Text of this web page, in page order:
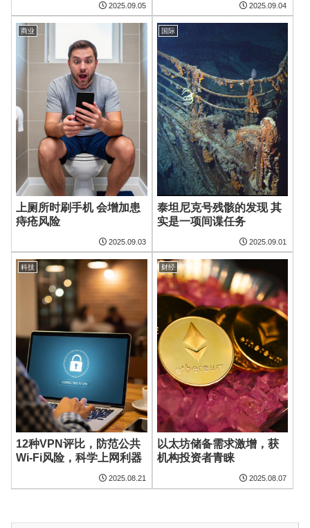
2025.09.05
～”将举办至2025年9月23
日（二）让日本妖怪美术
通过尖端影像技术跃然眼
前的沉浸式美术馆
2025.09.04
商业
上厕所时刷手机 会增加患
痔疮风险
2025.09.03
国际
泰坦尼克号残骸的发现 其
实是一项间谍任务
2025.09.01
科技
12种VPN评比，防范公共
Wi-Fi风险，科学上网利器
2025.08.21
财经
以太坊储备需求激增，获
机构投资者青睐
2025.08.07